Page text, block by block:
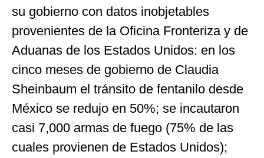
su gobierno con datos inobjetables
provenientes de la Oficina Fronteriza y de
Aduanas de los Estados Unidos: en los
cinco meses de gobierno de Claudia
Sheinbaum el tránsito de fentanilo desde
México se redujo en 50%; se incautaron
casi 7,000 armas de fuego (75% de las
cuales provienen de Estados Unidos);